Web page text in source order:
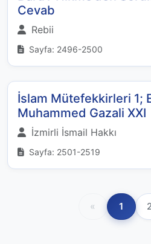
Cevab
Rebii
Sayfa: 2496-2500
İslam Mütefekkirleri 1;
Muhammed Gazali XXI
İzmirli İsmail Hakkı
Sayfa: 2501-2519
« 1